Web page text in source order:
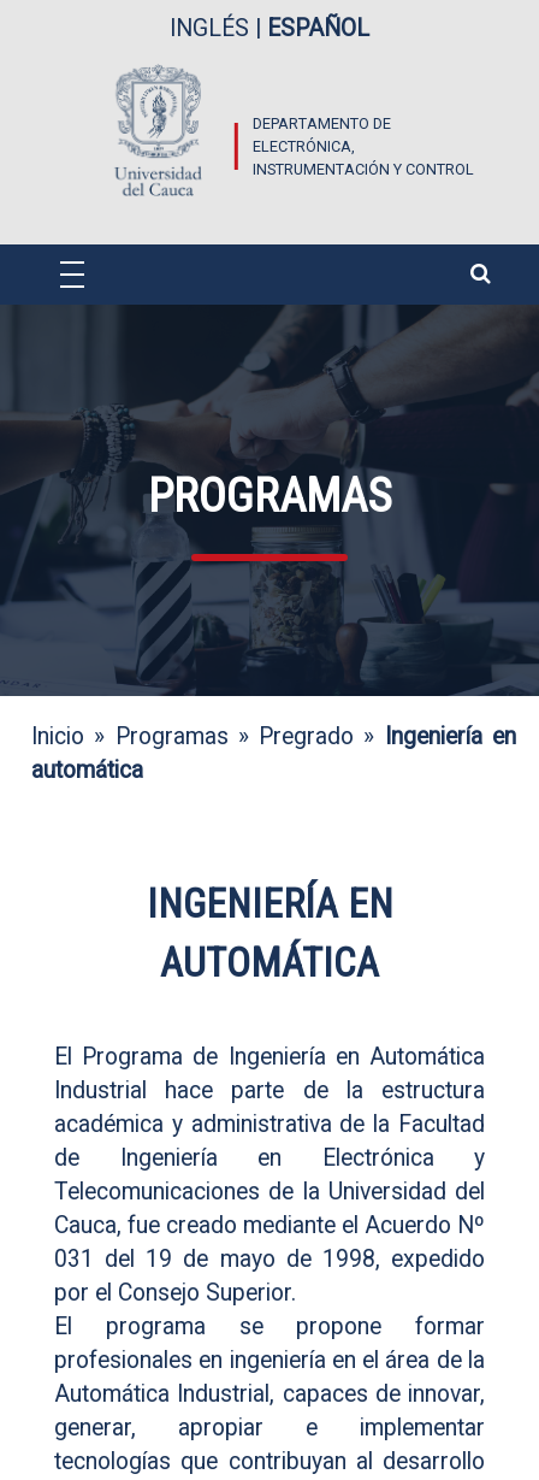
Pasar al contenido principal
INGLÉS ESPAÑOL
DEPARTAMENTO DE
ELECTRÓNICA,
INSTRUMENTACIÓN Y CONTROL
PROGRAMAS
Inicio » Programas » Pregrado » Ingeniería en
automática
INGENIERÍA EN
AUTOMÁTICA
El Programa de Ingeniería en Automática
Industrial hace parte de la estructura
académica y administrativa de la Facultad
de Ingeniería en Electrónica y
Telecomunicaciones de la Universidad del
Cauca, fue creado mediante el Acuerdo Nº
031 del 19 de mayo de 1998, expedido
por el Consejo Superior.
El programa se propone formar
profesionales en ingeniería en el área de la
Automática Industrial, capaces de innovar,
generar, apropiar e implementar
tecnologías que contribuyan al desarrollo